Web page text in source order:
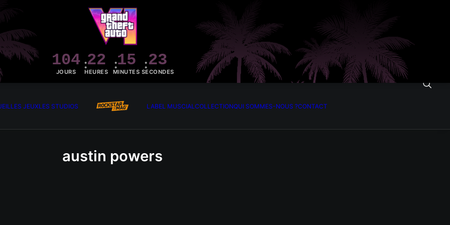
104
JOURS
22
HEURES
15
MINUTES
23
SECONDES
LES JEUXLES STUDIOS LABEL MUSCIALCOLLECTIONQUI SOMMES-NOUS ?CONTACT
austin powers